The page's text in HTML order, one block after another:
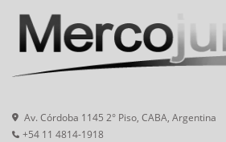
Av. Córdoba 1145 2° Piso, CABA, Argentina
+54 11 4814-1918